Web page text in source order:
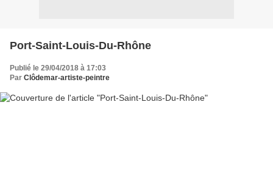
Port-Saint-Louis-Du-Rhône
Publié le 29/04/2018 à 17:03
Par Clôdemar-artiste-peintre